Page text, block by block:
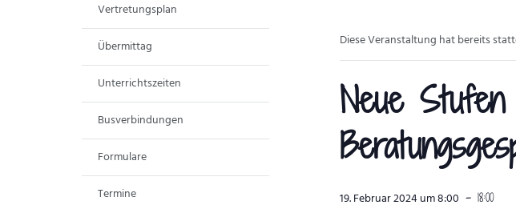
Vertretungsplan
Übermittag
Unterrichtszeiten
Busverbindungen
Formulare
Termine
Diese Veranstaltung hat bereits
Neue
19. Februar 2024 um 8:00 -18:00